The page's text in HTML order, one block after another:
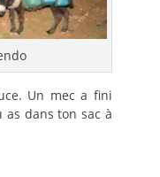
Un mec a fini
as dans ton sac à